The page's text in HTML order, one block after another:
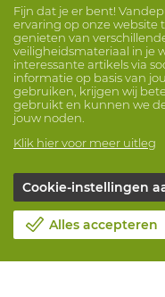
Fijn dat je er bent!
ervaring op onze website
genieten van
veiligheidsmateriaal in je
interessante artikels via
informatie op basis van
gebruiken, krijgen wij
gebruikt en kunnen we
jouw noden.
Klik hier voor meer uitleg
Cookie-instellingen
Alles accepteren